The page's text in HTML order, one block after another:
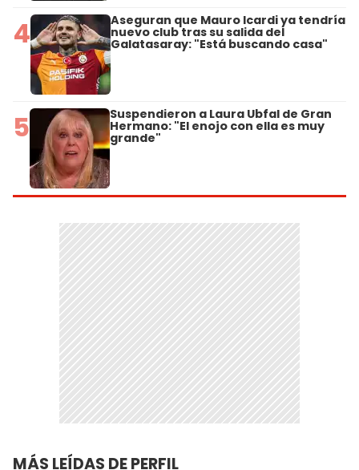
4 Aseguran que Mauro Icardi ya tendría
nuevo club tras su salida del
Galatasaray: "Está buscando casa"
5 Suspendieron a Laura Ubfal de Gran
Hermano: "El enojo con ella es muy
grande"
MÁS LEÍDAS DE PERFIL